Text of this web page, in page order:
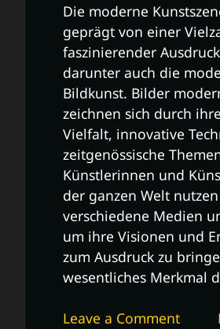
Die moderne
geprägt von einer
faszinierender
darunter auch die
Bildkunst. Bilder
zeichnen sich durch
Vielfalt, innovative
zeitgenössische
Künstlerinnen und
der ganzen Welt nutzen
verschiedene Medien
um ihre Visionen und
zum Ausdruck zu
wesentliches Merkmal
Leave a Commenton